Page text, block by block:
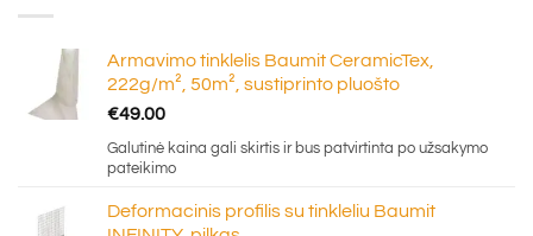
Armavimo tinklelis Baumit CeramicTex,
222g/m², 50m², sustiprinto pluošto
€49.00
Galutinė kaina gali skirtis ir bus patvirtinta po užsakymo
pateikimo
Deformacinis profilis su tinkleliu Baumit